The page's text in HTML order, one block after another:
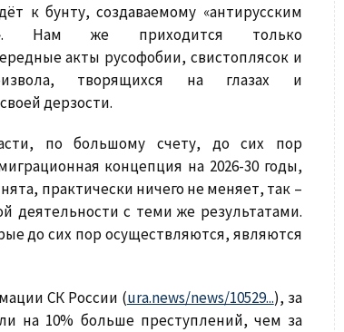
к бунту, создаваемому «антирусским
Нам же приходится только
акты русофобии, свистоплясок и
творящихся на глазах и
дерзости.
по большому счету, до сих пор
концепция на 2026-30 годы,
практически ничего не меняет, так –
деятельности с теми же результатами.
до сих пор осуществляются, являются
СК России (ura.news/news/10529...), за
на 10% больше преступлений, чем за